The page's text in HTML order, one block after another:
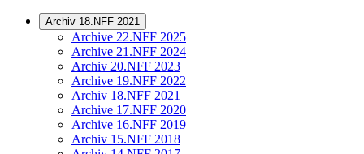
Archiv 18.NFF 2021
Archive 22.NFF 2025
Archive 21.NFF 2024
Archiv 20.NFF 2023
Archive 19.NFF 2022
Archiv 18.NFF 2021
Archive 17.NFF 2020
Archive 16.NFF 2019
Archiv 15.NFF 2018